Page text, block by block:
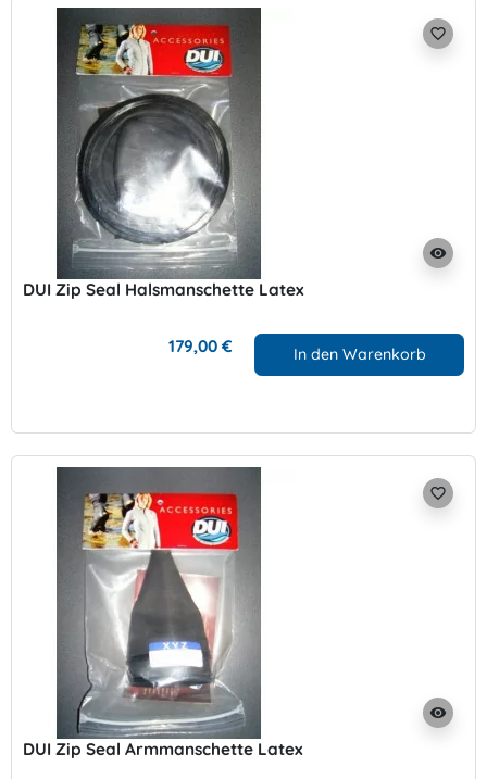
visibility
favorite_border
DUI Zip Seal Halsmanschette Latex
179,00 € In den Warenkorb
visibility
favorite_border
DUI Zip Seal Armmanschette Latex